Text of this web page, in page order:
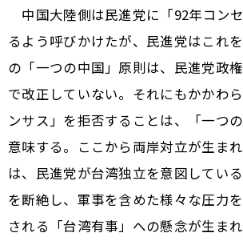
中国大陸側は民進党に「92年コン
るよう呼びかけたが、民進党はこれ
の「一つの中国」原則は、民進党政
で改正していない。それにもかかわ
ンサス」を拒否することは、「一つ
意味する。ここから両岸対立が生ま
は、民進党が台湾独立を意図してい
を断絶し、軍事を含めた様々な圧力
される「台湾有事」への懸念が生まれ